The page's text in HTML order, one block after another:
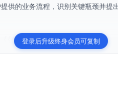
供的业务流程，识别关键瓶颈并提
：{{公司的...
登录后升级终身会员可复制